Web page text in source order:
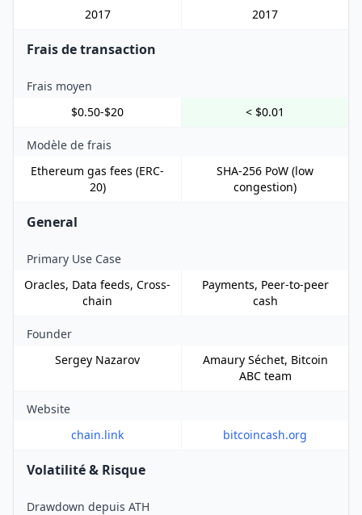
2017
2017
Frais de transaction
Frais moyen
$0.50-$20
< $0.01
Modèle de frais
Ethereum gas fees (ERC-
20)
SHA-256 PoW (low
congestion)
General
Primary Use Case
Oracles, Data feeds, Cross-
chain
Payments, Peer-to-peer
cash
Founder
Sergey Nazarov
Amaury Séchet, Bitcoin
ABC team
Website
chain.link
bitcoincash.org
Volatilité & Risque
Drawdown depuis ATH